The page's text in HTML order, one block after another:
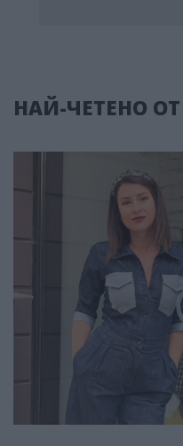
НАЙ-ЧЕТЕНО ОТ